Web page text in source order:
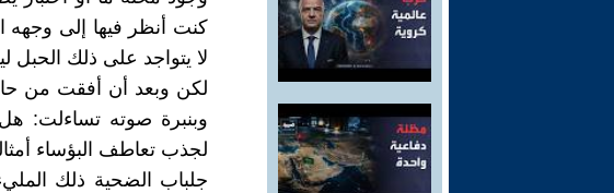
كنت أنظر فيها إلى وجهه
لا يتواجد على ذلك الحبل
لكن وبعد أن أفقت من
وبنبرة صوته تساءلت:
لجذب تعاطف البؤساء
جلباب الضحية ذلك